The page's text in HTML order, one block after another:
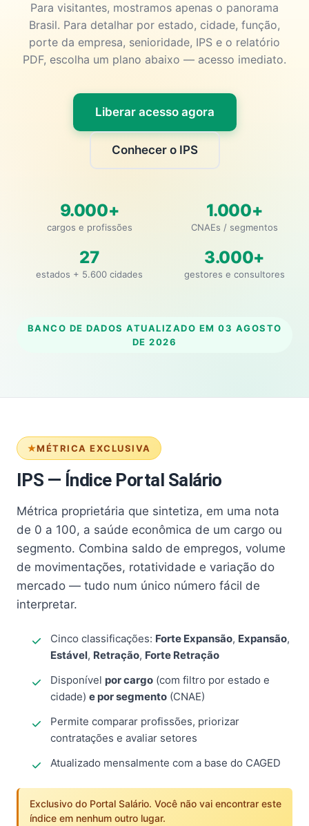
Para visitantes, mostramos apenas o panorama
Brasil. Para detalhar por estado, cidade, função,
porte da empresa, senioridade, IPS e o relatório
PDF, escolha um plano abaixo — acesso imediato.
Liberar acesso agora
Conhecer o IPS
9.000+
cargos e profissões
1.000+
CNAEs / segmentos
27
estados + 5.600 cidades
3.000+
gestores e consultores
BANCO DE DADOS ATUALIZADO EM 03 AGOSTO
DE 2026
MÉTRICA EXCLUSIVA
IPS — Índice Portal Salário
Métrica proprietária que sintetiza, em uma nota
de 0 a 100, a saúde econômica de um cargo ou
segmento. Combina saldo de empregos, volume
de movimentações, rotatividade e variação do
mercado — tudo num único número fácil de
interpretar.
Cinco classificações: Forte Expansão, Expansão,
Estável, Retração, Forte Retração
Disponível por cargo (com filtro por estado e
cidade) e por segmento (CNAE)
Permite comparar profissões, priorizar
contratações e avaliar setores
Atualizado mensalmente com a base do CAGED
Exclusivo do Portal Salário. Você não vai encontrar este
índice em nenhum outro lugar.